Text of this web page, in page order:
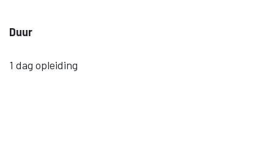
Duur
1 dag opleiding